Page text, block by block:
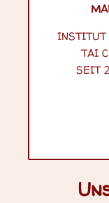
INSTITUT
TAI
SEIT